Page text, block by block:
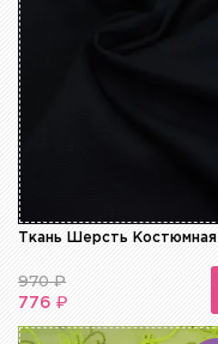
Ткань Шерсть Костюмная
970₽
776 ₽